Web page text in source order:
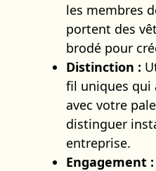
les membres
portent des
brodé pour
Distinction :
fil uniques qui
avec votre
distinguer
entreprise.
Engagement :